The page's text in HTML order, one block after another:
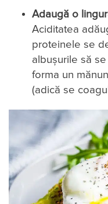
Adaugă o
Aciditatea
proteinele se
albușurile să
forma un
(adică se